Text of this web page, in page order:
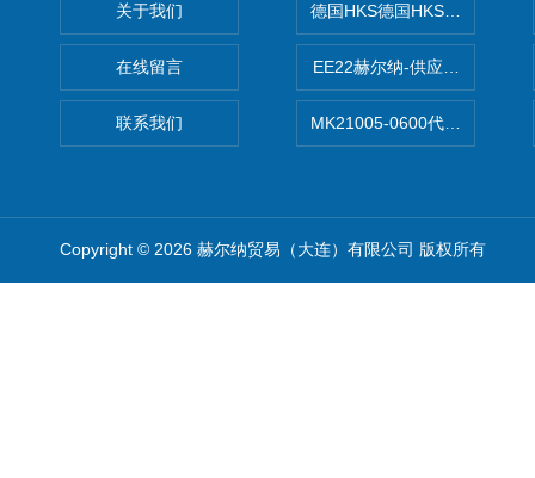
关于我们
在线留言
联系我们
德国HKS德国HKS液压旋转摆
EE22赫尔纳-供应
MK21005-0600代理德国MK
Copyright © 2026 赫尔纳贸易（大连）有限公司 版权所有